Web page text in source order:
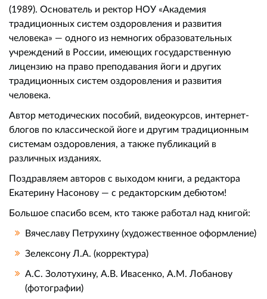
(1989). Основатель и ректор НОУ «Академия
традиционных систем оздоровления и развития
человека» — одного из немногих образовательных
учреждений в России, имеющих государственную
лицензию на право преподавания йоги и других
традиционных систем оздоровления и развития
человека.
Автор методических пособий, видеокурсов, интернет-
блогов по классической йоге и другим традиционным
системам оздоровления, а также публикаций в
различных изданиях.
Поздравляем авторов с выходом книги, а редактора
Екатерину Насонову — с редакторским дебютом!
Большое спасибо всем, кто также работал над книгой:
Вячеславу Петрухину (художественное оформление)
Зелексону Л.А. (корректура)
А.С. Золотухину, А.В. Ивасенко, А.М. Лобанову
(фотографии)